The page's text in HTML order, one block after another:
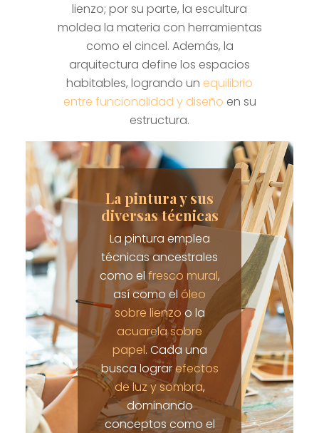
lienzo; por su parte, la escultura
moldea la materia con herramientas
como el cincel. Además, la
arquitectura define los espacios
habitables, logrando un equilibrio
entre funcionalidad y diseño en su
estructura.
La pintura y sus
diversas técnicas
La pintura emplea
técnicas ancestrales
como el fresco mural,
así como el óleo
sobre lienzo o la
acuarela sobre
papel. Cada una
busca lograrefectos
de luz y sombra,
dominando
conceptos como el